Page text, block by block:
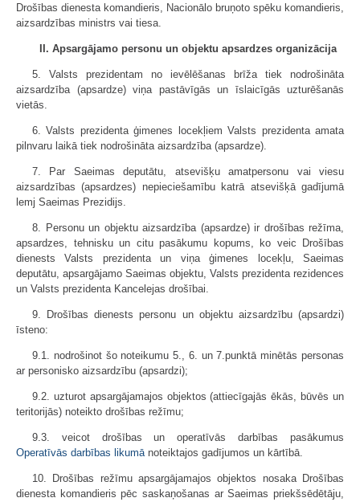
Drošības dienesta komandieris, Nacionālo bruņoto spēku komandieris,
aizsardzības ministrs vai tiesa.
II. Apsargājamo personu un objektu apsardzes organizācija
5. Valsts prezidentam no ievēlēšanas brīža tiek nodrošināta
aizsardzība (apsardze) viņa pastāvīgās un īslaicīgās uzturēšanās
vietās.
6. Valsts prezidenta ģimenes locekļiem Valsts prezidenta amata
pilnvaru laikā tiek nodrošināta aizsardzība (apsardze).
7. Par Saeimas deputātu, atsevišķu amatpersonu vai viesu
aizsardzības (apsardzes) nepieciešamību katrā atsevišķā gadījumā
lemj Saeimas Prezidijs.
8. Personu un objektu aizsardzība (apsardze) ir drošības režīma,
apsardzes, tehnisku un citu pasākumu kopums, ko veic Drošības
dienests Valsts prezidenta un viņa ģimenes locekļu, Saeimas
deputātu, apsargājamo Saeimas objektu, Valsts prezidenta rezidences
un Valsts prezidenta Kancelejas drošībai.
9. Drošības dienests personu un objektu aizsardzību (apsardzi)
īsteno:
9.1. nodrošinot šo noteikumu 5., 6. un 7.punktā minētās personas
ar personisko aizsardzību (apsardzi);
9.2. uzturot apsargājamajos objektos (attiecīgajās ēkās, būvēs un
teritorijās) noteikto drošības režīmu;
9.3. veicot drošības un operatīvās darbības pasākumus
Operatīvās darbības likumānoteiktajos gadījumos un kārtībā.
10. Drošības režīmu apsargājamajos objektos nosaka Drošības
dienesta komandieris pēc saskaņošanas ar Saeimas priekšsēdētāju,